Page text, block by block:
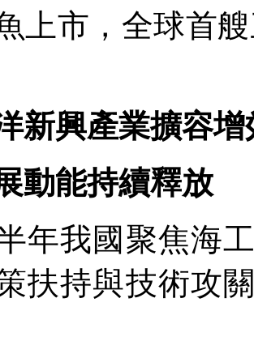
上市，全球首
新興產業擴容增
能持續釋放
我國聚焦海工
扶持與技術攻